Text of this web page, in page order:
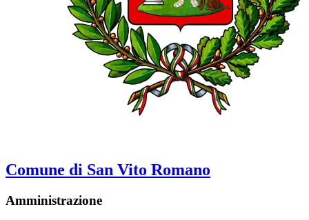
Comune di San Vito Romano
Amministrazione